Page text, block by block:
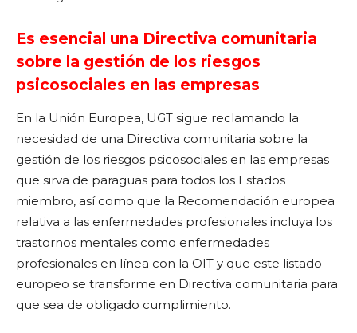
Es esencial una Directiva comunitaria
sobre la gestión de los riesgos
psicosociales en las empresas
En la Unión Europea, UGT sigue reclamando la
necesidad de una Directiva comunitaria sobre la
gestión de los riesgos psicosociales en las empresas
que sirva de paraguas para todos los Estados
miembro, así como que la Recomendación europea
relativa a las enfermedades profesionales incluya los
trastornos mentales como enfermedades
profesionales en línea con la OIT y que este listado
europeo se transforme en Directiva comunitaria para
que sea de obligado cumplimiento.